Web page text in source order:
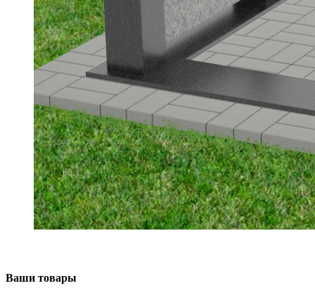
Ваши товары